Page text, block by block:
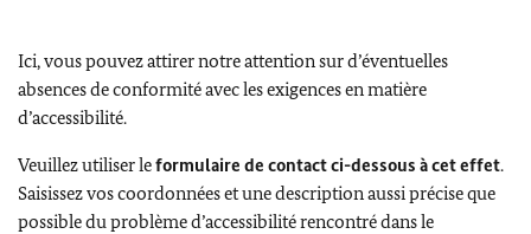
Ici, vous pouvez attirer notre attention sur d’éventuelles
absences de conformité avec les exigences en matière
d’accessibilité.
Veuillez utiliser leformulaire de contact ci-dessous à cet effet.
Saisissez vos coordonnées et une description aussi précise que
possible du problème d’accessibilité rencontré dans le